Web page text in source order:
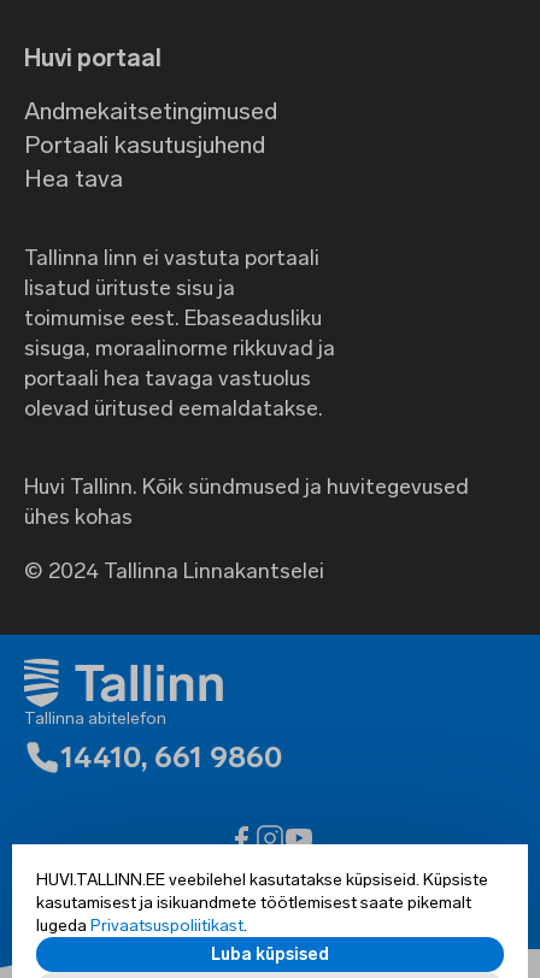
Huvi portaal
Andmekaitsetingimused
Portaali kasutusjuhend
Hea tava
Tallinna linn ei vastuta portaali
lisatud ürituste sisu ja
toimumise eest. Ebaseadusliku
sisuga, moraalinorme rikkuvad ja
portaali hea tavaga vastuolus
olevad üritused eemaldatakse.
Huvi Tallinn. Kõik sündmused ja huvitegevused
ühes kohas
© 2024 Tallinna Linnakantselei
Tallinna abitelefon
14410, 661 9860
Kõik õigused kaitsud © 2002-2025 Tallinn
HUVI.TALLINN.EE veebilehel kasutatakse küpsiseid. Küpsiste
kasutamisest ja isikuandmete töötlemisest saate pikemalt
lugeda Privaatsuspoliitikast.
Luba küpsised